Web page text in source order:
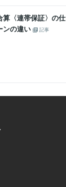
算〈連帯保証〉の仕
ンの違い
記事